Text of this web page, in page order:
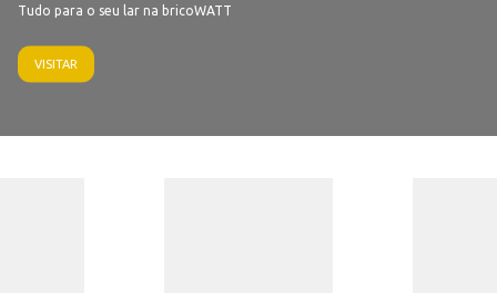
Tudo para o seu lar na bricoWATT
VISITAR